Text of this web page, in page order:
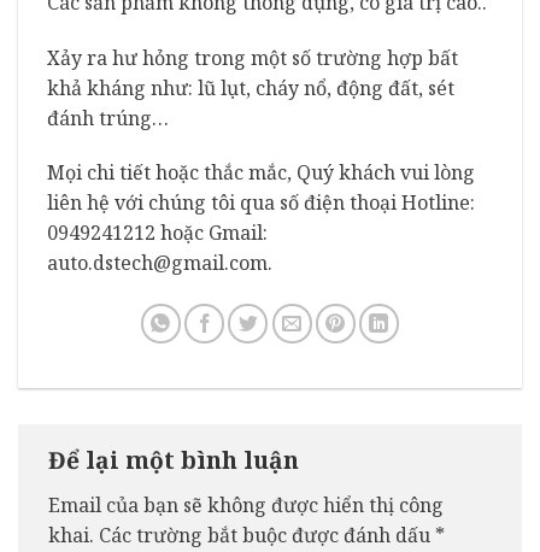
Xảy ra hư hỏng trong một số trường hợp bất
khả kháng như: lũ lụt, cháy nổ, động đất, sét
đánh trúng…
Mọi chi tiết hoặc thắc mắc, Quý khách vui lòng
liên hệ với chúng tôi qua số điện thoại Hotline:
0949241212 hoặc Gmail:
auto.dstech@gmail.com.
Để lại một bình luận
Email của bạn sẽ không được hiển thị công
khai. Các trường bắt buộc được đánh dấu *